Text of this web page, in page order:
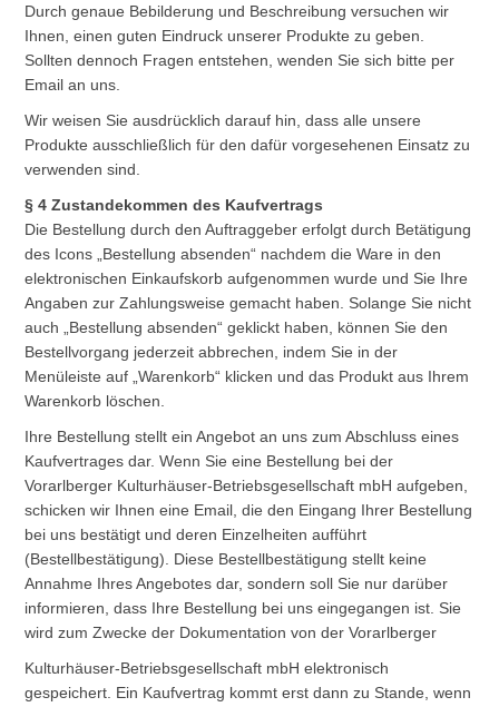
Durch genaue Bebilderung und Beschreibung versuchen wir
Ihnen, einen guten Eindruck unserer Produkte zu geben.
Sollten dennoch Fragen entstehen, wenden Sie sich bitte per
Email an uns.
Wir weisen Sie ausdrücklich darauf hin, dass alle unsere
Produkte ausschließlich für den dafür vorgesehenen Einsatz zu
verwenden sind.
§ 4 Zustandekommen des Kaufvertrags
Die Bestellung durch den Auftraggeber erfolgt durch Betätigung
des Icons „Bestellung absenden“ nachdem die Ware in den
elektronischen Einkaufskorb aufgenommen wurde und Sie Ihre
Angaben zur Zahlungsweise gemacht haben. Solange Sie nicht
auch „Bestellung absenden“ geklickt haben, können Sie den
Bestellvorgang jederzeit abbrechen, indem Sie in der
Menüleiste auf „Warenkorb“ klicken und das Produkt aus Ihrem
Warenkorb löschen.
Ihre Bestellung stellt ein Angebot an uns zum Abschluss eines
Kaufvertrages dar. Wenn Sie eine Bestellung bei der
Vorarlberger Kulturhäuser-Betriebsgesellschaft mbH aufgeben,
schicken wir Ihnen eine Email, die den Eingang Ihrer Bestellung
bei uns bestätigt und deren Einzelheiten aufführt
(Bestellbestätigung). Diese Bestellbestätigung stellt keine
Annahme Ihres Angebotes dar, sondern soll Sie nur darüber
informieren, dass Ihre Bestellung bei uns eingegangen ist. Sie
wird zum Zwecke der Dokumentation von der Vorarlberger
Kulturhäuser-Betriebsgesellschaft mbH elektronisch
gespeichert. Ein Kaufvertrag kommt erst dann zu Stande, wenn